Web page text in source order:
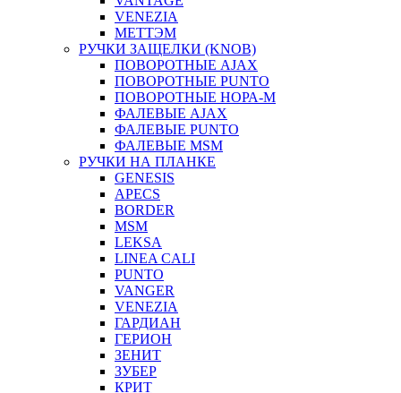
VENEZIA
МЕТТЭМ
РУЧКИ ЗАЩЕЛКИ (KNOB)
ПОВОРОТНЫЕ AJAX
ПОВОРОТНЫЕ PUNTO
ПОВОРОТНЫЕ НОРА-М
ФАЛЕВЫЕ AJAX
ФАЛЕВЫЕ PUNTO
ФАЛЕВЫЕ MSM
РУЧКИ НА ПЛАНКЕ
GENESIS
APECS
BORDER
MSM
LEKSA
LINEA CALI
PUNTO
VANGER
VENEZIA
ГАРДИАН
ГЕРИОН
ЗЕНИТ
ЗУБЕР
КРИТ